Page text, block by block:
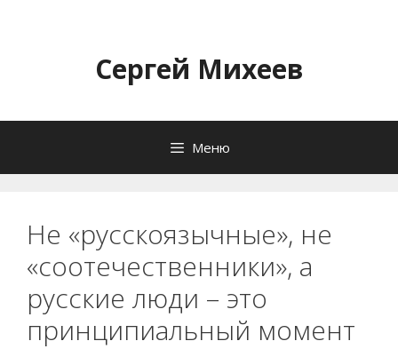
содержимомуСергей Михеев
Меню
Не «русскоязычные», не
«соотечественники», а
русские люди – это
принципиальный момент